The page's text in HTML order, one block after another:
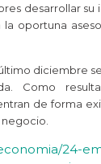
desarrollar
oportuna
diciembre
Como
de forma
24-